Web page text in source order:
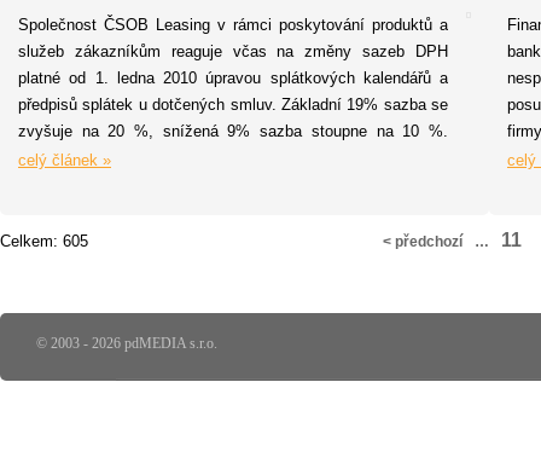
Společnost ČSOB Leasing v rámci poskytování produktů a
služeb zákazníkům reaguje včas na změny sazeb DPH
platné od 1. ledna 2010 úpravou splátkových kalendářů a
předpisů splátek u dotčených smluv. Základní 19% sazba se
zvyšuje na 20 %, snížená 9% sazba stoupne na 10 %.
Změna sazeb DPH se vztahuje na všechna zdanitelná plnění
celý článek » celý
< předchozí … 11
Celkem: 605
© 2003 - 2026 pdMEDIA s.r.o.